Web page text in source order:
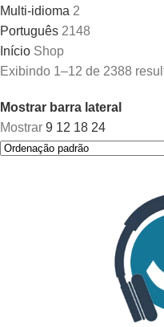
Multi-idioma 2
Português 2148
Início Shop
Exibindo 1–12 de 2388
Mostrar barra lateral
Mostrar 9 12 18 24